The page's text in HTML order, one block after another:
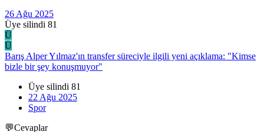
26 Ağu 2025
Üye silindi 81
Ü
Ü
Barış Alper Yılmaz'ın transfer süreciyle ilgili yeni açıklama: "Kimse
bizle bir şey konuşmuyor"
Üye silindi 81
22 Ağu 2025
Spor
💬Cevaplar